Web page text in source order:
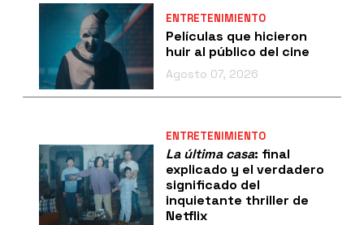
ENTRETENIMIENTO
Películas que hicieron
huir al público del cine
Agosto 07, 2026
ENTRETENIMIENTO
La última casa: final
explicado y el verdadero
significado del
inquietante thriller de
Netflix